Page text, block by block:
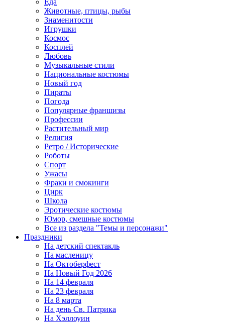
Еда
Животные, птицы, рыбы
Знаменитости
Игрушки
Космос
Косплей
Любовь
Музыкальные стили
Национальные костюмы
Новый год
Пираты
Погода
Популярные франшизы
Профессии
Растительный мир
Религия
Ретро / Исторические
Роботы
Спорт
Ужасы
Фраки и смокинги
Цирк
Школа
Эротические костюмы
Юмор, смешные костюмы
Все из раздела "Темы и персонажи"
Праздники
На детский спектакль
На масленицу
На Октоберфест
На Новый Год 2026
На 14 февраля
На 23 февраля
На 8 марта
На день Св. Патрика
На Хэллоуин